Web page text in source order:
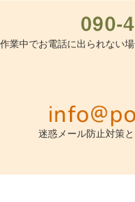
090-
作業中でお電話に出られない
迷惑メール防止対策